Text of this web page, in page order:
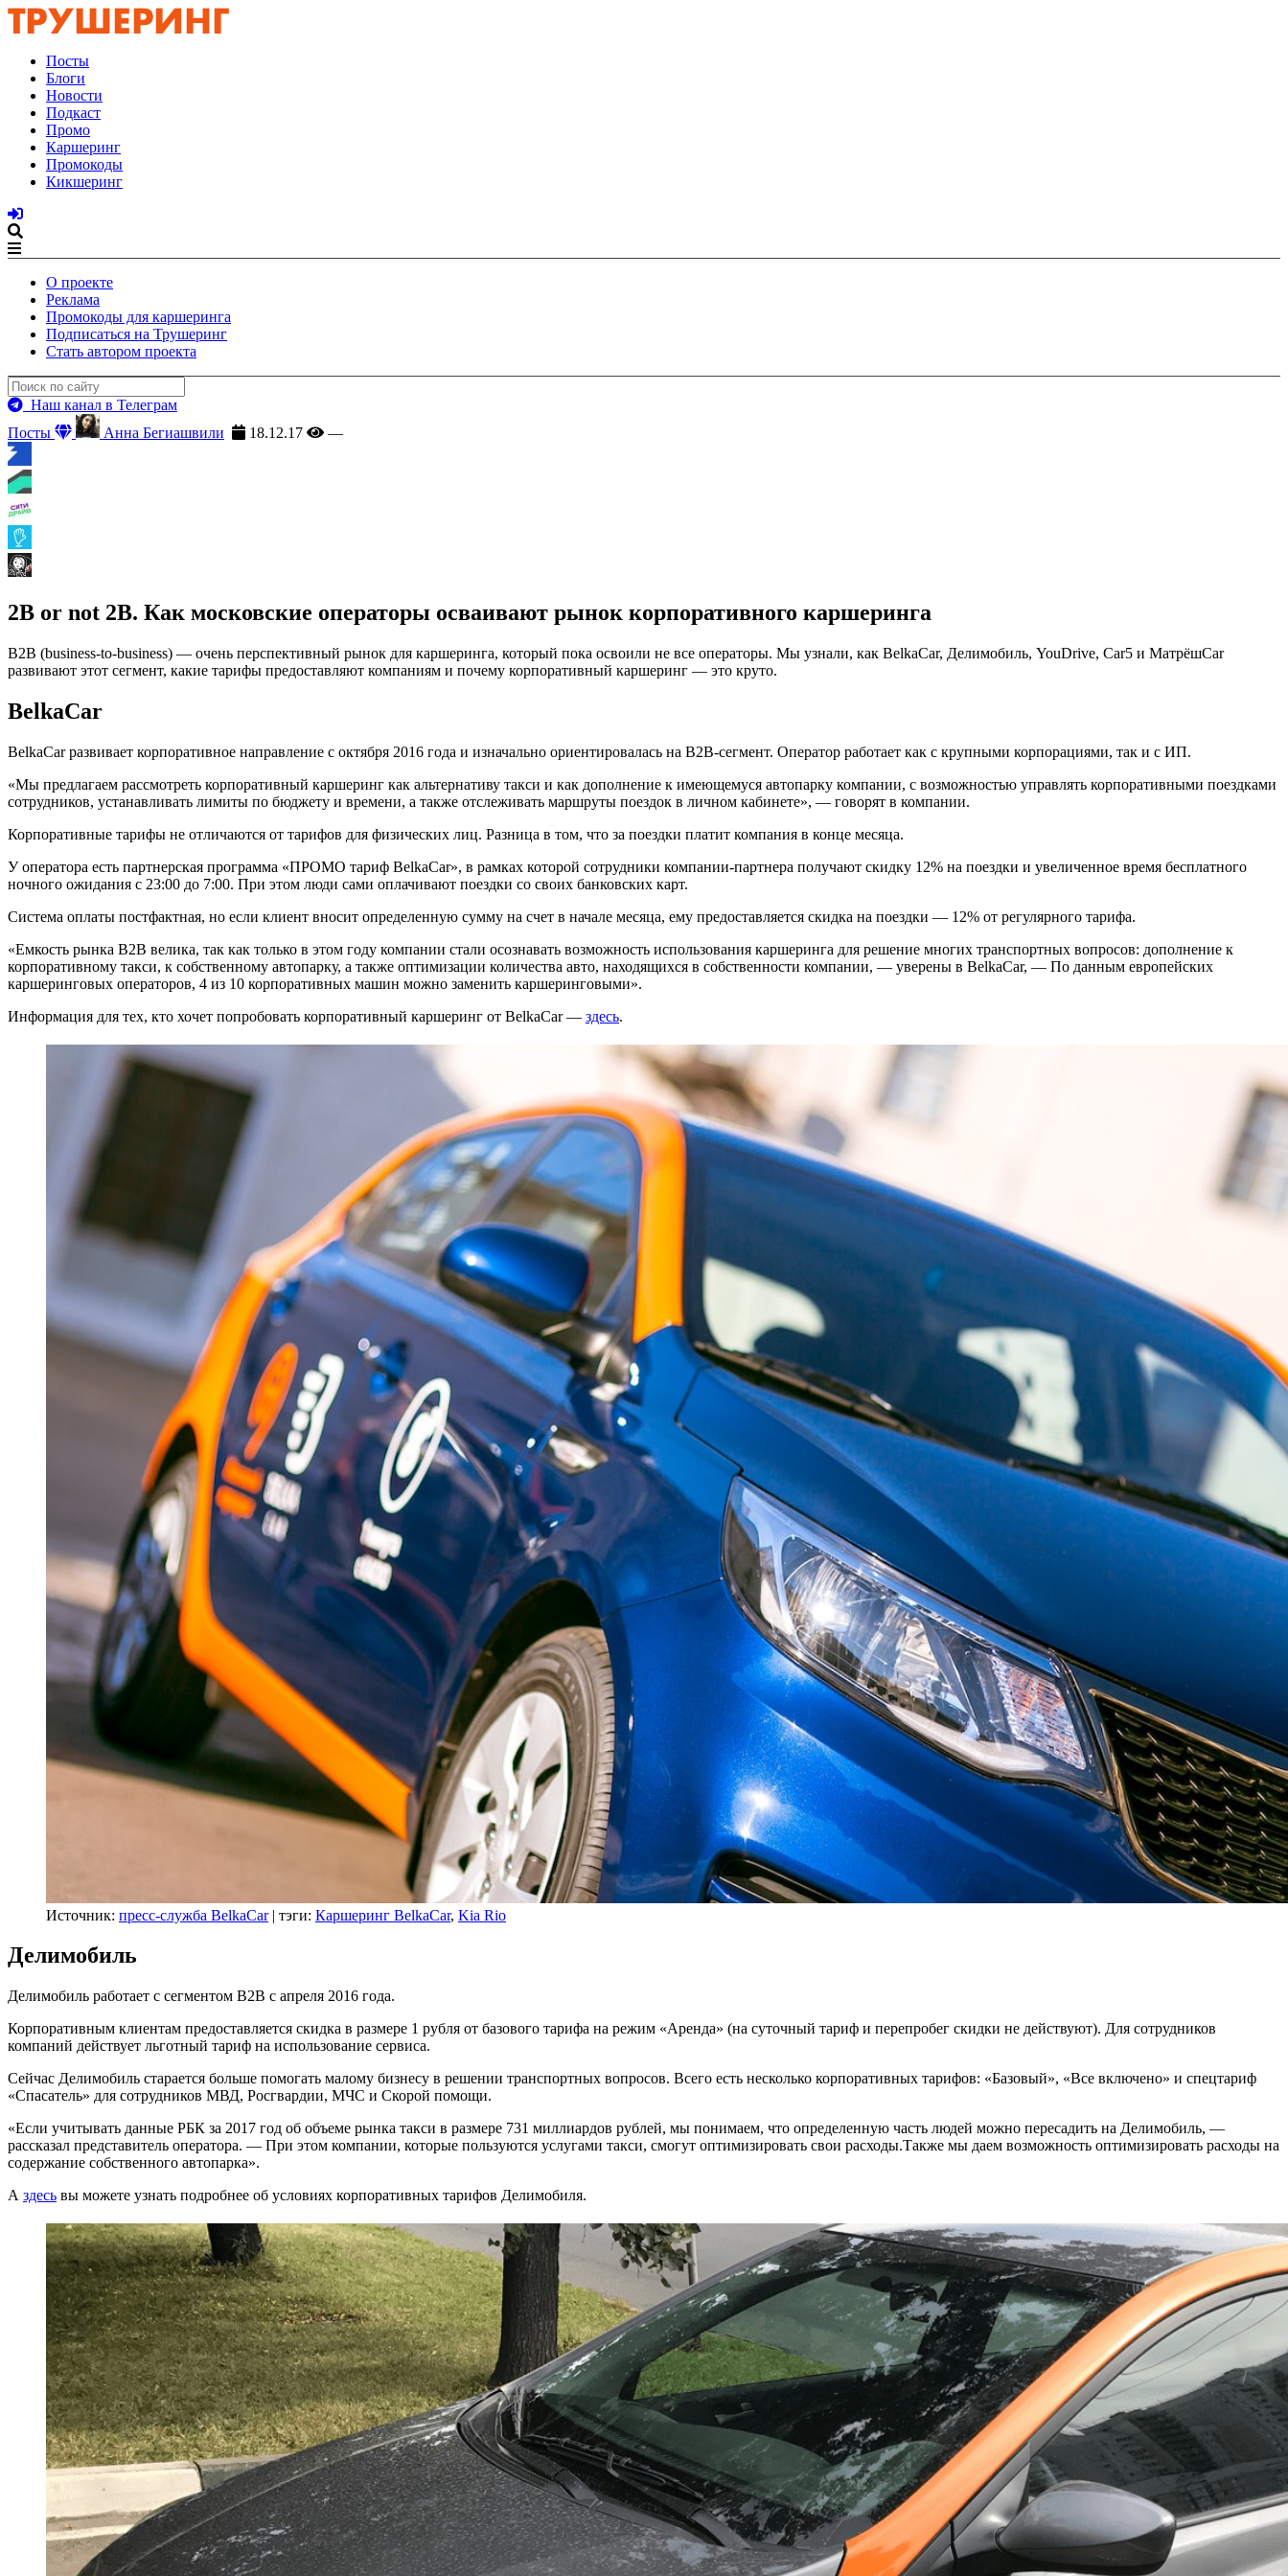
Посты
Блоги
Новости
Подкаст
Промо
Каршеринг
Промокоды
Кикшеринг
О проекте
Реклама
Промокоды для каршеринга
Подписаться на Трушеринг
Стать автором проекта
Наш канал в Телеграм
Посты
Анна Бегиашвили 18.12.17 —
2B or not 2B. Как московские операторы осваивают рынок корпоративного каршеринга
B2B (business-to-business) — очень перспективный рынок для каршеринга, который пока освоили не все операторы. Мы узнали, как BelkaCar, Делимобиль, YouDrive, Car5 и МатрёшCar
развивают этот сегмент, какие тарифы предоставляют компаниям и почему корпоративный каршеринг — это круто.
BelkaCar
BelkaCar развивает корпоративное направление с октября 2016 года и изначально ориентировалась на B2B-сегмент. Оператор работает как с крупными корпорациями, так и с ИП.
«Мы предлагаем рассмотреть корпоративный каршеринг как альтернативу такси и как дополнение к имеющемуся автопарку компании, с возможностью управлять корпоративными поездками
сотрудников, устанавливать лимиты по бюджету и времени, а также отслеживать маршруты поездок в личном кабинете», — говорят в компании.
Корпоративные тарифы не отличаются от тарифов для физических лиц. Разница в том, что за поездки платит компания в конце месяца.
У оператора есть партнерская программа «ПРОМО тариф BelkaCar», в рамках которой сотрудники компании-партнера получают скидку 12% на поездки и увеличенное время бесплатного
ночного ожидания с 23:00 до 7:00. При этом люди сами оплачивают поездки со своих банковских карт.
Система оплаты постфактная, но если клиент вносит определенную сумму на счет в начале месяца, ему предоставляется скидка на поездки — 12% от регулярного тарифа.
«Емкость рынка B2B велика, так как только в этом году компании стали осознавать возможность использования каршеринга для решение многих транспортных вопросов: дополнение к
корпоративному такси, к собственному автопарку, а также оптимизации количества авто, находящихся в собственности компании, — уверены в BelkaCar, — По данным европейских
каршеринговых операторов, 4 из 10 корпоративных машин можно заменить каршеринговыми».
Информация для тех, кто хочет попробовать корпоративный каршеринг от BelkaCar — здесь.
Источник: пресс-служба BelkaCar | тэги: Каршеринг BelkaCar, Kia Rio
Делимобиль
Делимобиль работает с сегментом B2B с апреля 2016 года.
Корпоративным клиентам предоставляется скидка в размере 1 рубля от базового тарифа на режим «Аренда» (на суточный тариф и перепробег скидки не действуют). Для сотрудников
компаний действует льготный тариф на использование сервиса.
Сейчас Делимобиль старается больше помогать малому бизнесу в решении транспортных вопросов. Всего есть несколько корпоративных тарифов: «Базовый», «Все включено» и спецтариф
«Спасатель» для сотрудников МВД, Росгвардии, МЧС и Скорой помощи.
«Если учитывать данные РБК за 2017 год об объеме рынка такси в размере 731 миллиардов рублей, мы понимаем, что определенную часть людей можно пересадить на Делимобиль, —
рассказал представитель оператора. — При этом компании, которые пользуются услугами такси, смогут оптимизировать свои расходы.Также мы даем возможность оптимизировать расходы на
содержание собственного автопарка».
А здесь вы можете узнать подробнее об условиях корпоративных тарифов Делимобиля.